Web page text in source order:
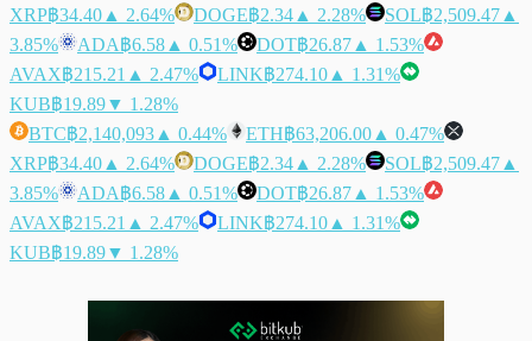
XRP฿34.40 ▲ 2.64% DOGE฿2.34 ▲ 2.28% SOL฿2,509.47 ▲
3.85%
ADA฿6.58 ▲ 0.51% DOT฿26.87 ▲ 1.53%
AVAX฿215.21 ▲ 2.47% LINK฿274.10 ▲ 1.31%
KUB฿19.89▼ 1.28%
BTC฿2,140,093 ▲ 0.44% ETH฿63,206.00 ▲ 0.47%
XRP฿34.40 ▲ 2.64% DOGE฿2.34 ▲ 2.28% SOL฿2,509.47 ▲
3.85%
ADA฿6.58 ▲ 0.51% DOT฿26.87 ▲ 1.53%
AVAX฿215.21 ▲ 2.47% LINK฿274.10 ▲ 1.31%
KUB฿19.89▼ 1.28%